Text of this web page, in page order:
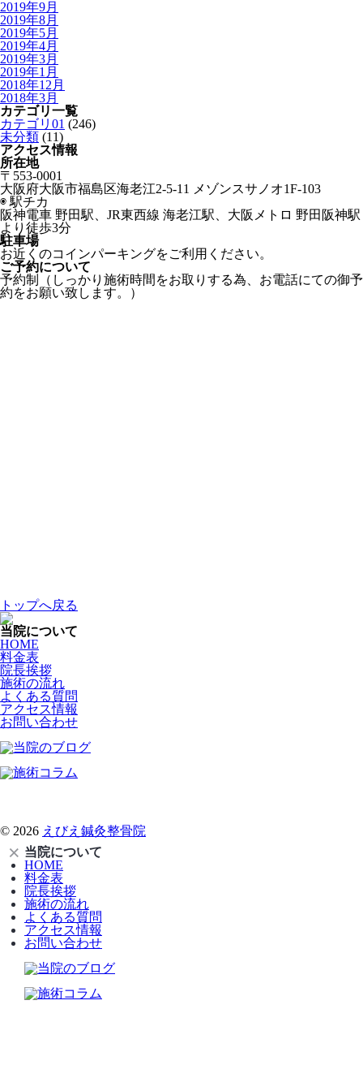
2019年9月
2019年8月
2019年5月
2019年4月
2019年3月
2019年1月
2018年12月
2018年3月
カテゴリ一覧
カテゴリ01 (246)
未分類 (11)
アクセス情報
所在地
〒553-0001
大阪府大阪市福島区海老江2-5-11 メゾンスサノオ1F-103
◉ 駅チカ
阪神電車 野田駅、JR東西線 海老江駅、大阪メトロ 野田阪神駅
より徒歩3分
駐車場
お近くのコインパーキングをご利用ください。
ご予約について
予約制（しっかり施術時間をお取りする為、お電話にての御予
約をお願い致します。）
トップへ戻る
当院について
HOME
料金表
院長挨拶
施術の流れ
よくある質問
アクセス情報
お問い合わせ
© 2026 えびえ鍼灸整骨院
当院について
HOME
料金表
院長挨拶
施術の流れ
よくある質問
アクセス情報
お問い合わせ